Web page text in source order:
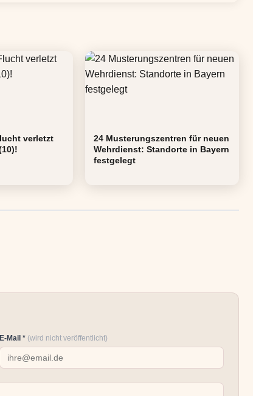
verletzt
24 Musterungszentren für neuen
Wehrdienst: Standorte in Bayern
festgelegt
E-Mail * (wird nicht veröffentlicht)